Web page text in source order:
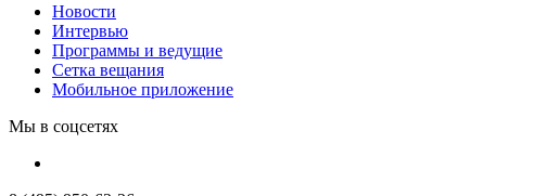
Новости
Интервью
Программы и ведущие
Сетка вещания
Мобильное приложение
Мы в соцсетях